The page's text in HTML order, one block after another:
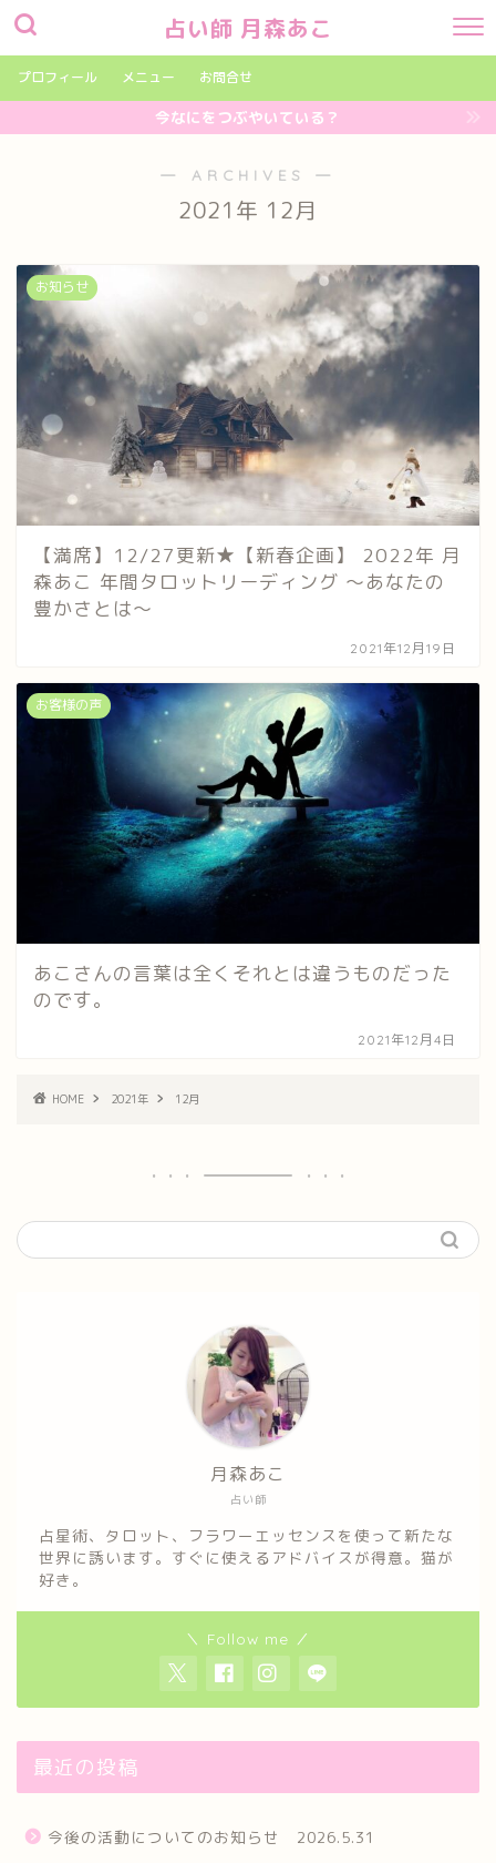
占い師 月森あこ
プロフィール メニュー お問合せ
今なにをつぶやいている？
― ARCHIVES ―
2021年 12月
お知らせ
【満席】12/27更新★【新春企画】 2022年 月
森あこ 年間タロットリーディング ～あなたの
豊かさとは～
2021年12月19日
お客様の声
あこさんの言葉は全くそれとは違うものだった
のです。
2021年12月4日
HOME 2021年 12月
占い師
月森あこ
占星術、タロット、フラワーエッセンスを使って新たな
世界に誘います。すぐに使えるアドバイスが得意。猫が
好き。
＼ Follow me ／
最近の投稿
今後の活動についてのお知らせ 2026.5.31